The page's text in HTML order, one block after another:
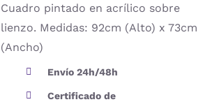
Cuadro pintado en acrílico sobre
lienzo. Medidas: 92cm (Alto) x 73cm
(Ancho)
Envío 24h/48h
Certificado de